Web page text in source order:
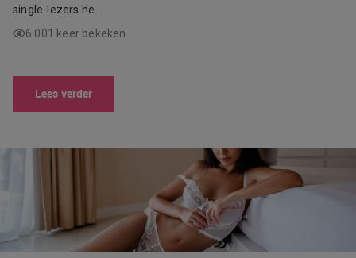
single-lezers he…
6.001 keer bekeken
Lees verder